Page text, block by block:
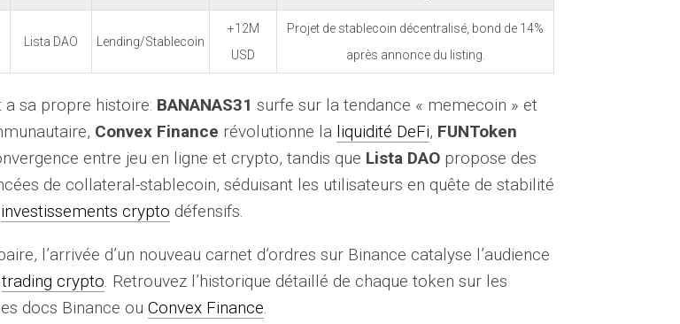
Lista DAO Lending/Stablecoin
+12M
USD
Projet de stablecoin décentralisé, bond de 14%
après annonce du listing.
a sa propre histoire: BANANAS31 surfe sur la tendance « memecoin » et
Convex Finance révolutionne la liquidité DeFi, FUNToken
entre jeu en ligne et crypto, tandis que Lista DAO propose des
de collateral-stablecoin, séduisant les utilisateurs en quête de stabilité
investissements crypto défensifs.
l’arrivée d’un nouveau carnet d’ordres sur Binance catalyse l’audience
trading crypto. Retrouvez l’historique détaillé de chaque token sur les
docs Binance ou Convex Finance.